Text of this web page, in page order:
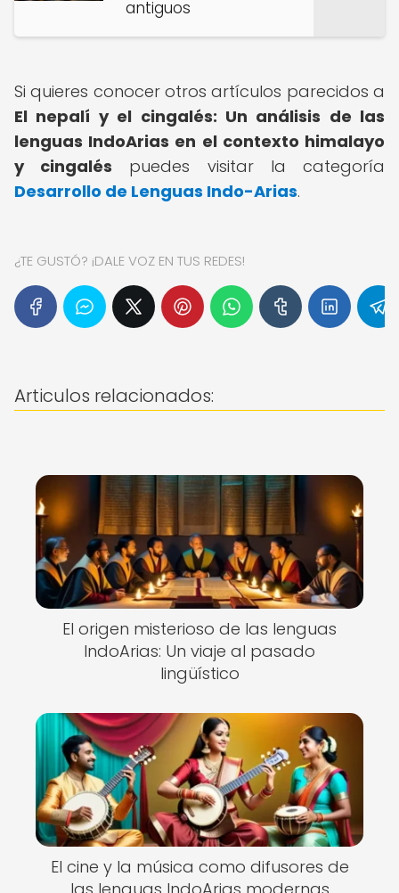
antiguos
Si quieres conocer otros artículos parecidos a
El nepalí y el cingalés: Un análisis de las
lenguas IndoArias en el contexto himalayo
y cingalés puedes visitar la categoría
Desarrollo de Lenguas Indo-Arias.
¿TE GUSTÓ? ¡DALE VOZ EN TUS REDES!
Articulos relacionados:
El origen misterioso de las lenguas
IndoArias: Un viaje al pasado
lingüístico
El cine y la música como difusores de